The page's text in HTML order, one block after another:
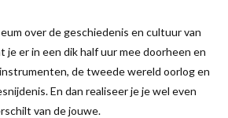
over de geschiedenis en cultuur van
je er in een dik half uur mee doorheen en
de tweede wereld oorlog en
En dan realiseer je je wel even
van de jouwe.